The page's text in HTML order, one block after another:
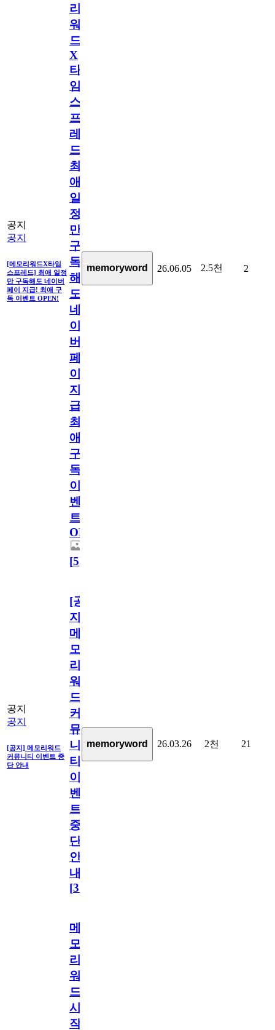
공지
공지
[메모리워드X타임
스프레드] 최애 일정
만 구독해도 네이버
페이 지급! 최애 구
독 이벤트 OPEN!
리
워
드
X
타
임
스
프
레
드]
최
애
일
정
만
구
독
해
도
네
이
버
페
이
지
급!
최
애
구
독
이
벤
트
OPEN!
[5]
memoryword 26.06.05 2.5천 2
공지
공지
[공지] 메모리워드
커뮤니티 이벤트 중
단 안내
[공
지]
메
모
리
워
드
커
뮤
니
티
이
벤
트
중
단
안
내
[31
memoryword 26.03.26 2천 21
메
모
리
워
드
시
작